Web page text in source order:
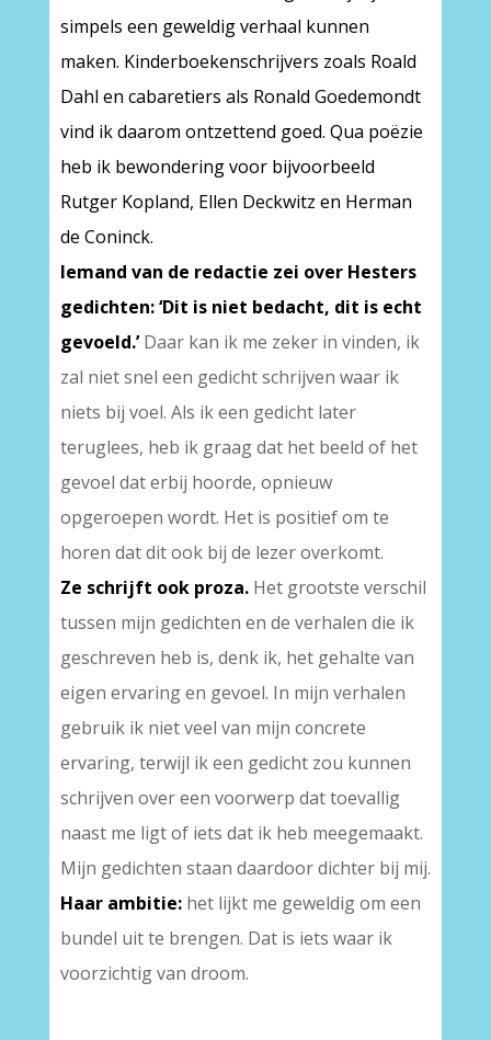
simpels een geweldig verhaal kunnen
maken. Kinderboekenschrijvers zoals Roald
Dahl en cabaretiers als Ronald Goedemondt
vind ik daarom ontzettend goed. Qua poëzie
heb ik bewondering voor bijvoorbeeld
Rutger Kopland, Ellen Deckwitz en Herman
de Coninck.
Iemand van de redactie zei over Hesters
gedichten: ‘Dit is niet bedacht, dit is echt
gevoeld.’ Daar kan ik me zeker in vinden, ik
zal niet snel een gedicht schrijven waar ik
niets bij voel. Als ik een gedicht later
teruglees, heb ik graag dat het beeld of het
gevoel dat erbij hoorde, opnieuw
opgeroepen wordt. Het is positief om te
horen dat dit ook bij de lezer overkomt.
Ze schrijft ook proza. Het grootste verschil
tussen mijn gedichten en de verhalen die ik
geschreven heb is, denk ik, het gehalte van
eigen ervaring en gevoel. In mijn verhalen
gebruik ik niet veel van mijn concrete
ervaring, terwijl ik een gedicht zou kunnen
schrijven over een voorwerp dat toevallig
naast me ligt of iets dat ik heb meegemaakt.
Mijn gedichten staan daardoor dichter bij mij.
Haar ambitie:het lijkt me geweldig om een
bundel uit te brengen. Dat is iets waar ik
voorzichtig van droom.